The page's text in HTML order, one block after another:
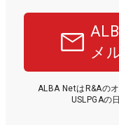
メ
ALBA NetはR&Aの
USLPGAの